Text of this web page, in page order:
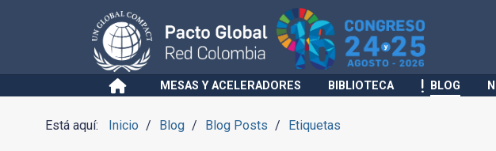
MESAS Y ACELERADORES BIBLIOTECA BLOG
Está aquí: Inicio Blog Blog Posts Etiquetas